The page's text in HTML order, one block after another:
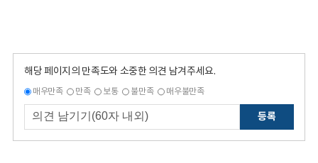
해당 페이지의 만족도와 소중한 의견 남겨주세요.
매우만족 만족 보통 불만족 매우불만족
등록